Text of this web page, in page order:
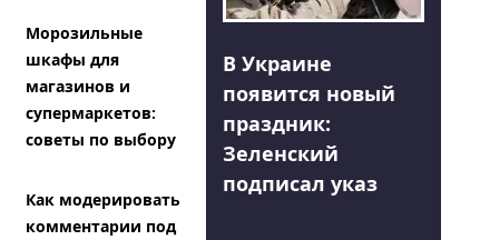
Морозильные
шкафы для
магазинов и
супермаркетов:
советы по выбору
Как модерировать
комментарии под
В Украине
появится новый
праздник:
Зеленский
подписал указ